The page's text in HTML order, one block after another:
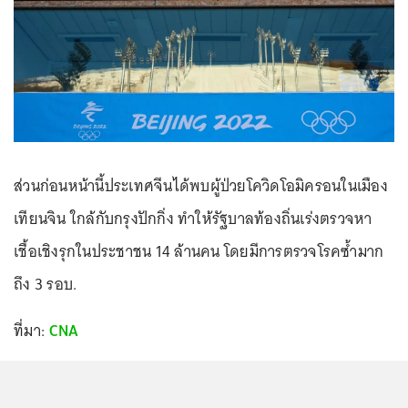
ส่วนก่อนหน้านี้ประเทศจีนได้พบผู้ป่วยโควิดโอมิครอนในเมือง
เทียนจิน ใกล้กับกรุงปักกิ่ง ทำให้รัฐบาลท้องถิ่นเร่งตรวจหา
เชื้อเชิงรุกในประชาชน 14 ล้านคน โดยมีการตรวจโรคซ้ำมาก
ถึง 3 รอบ.
ที่มา:CNA